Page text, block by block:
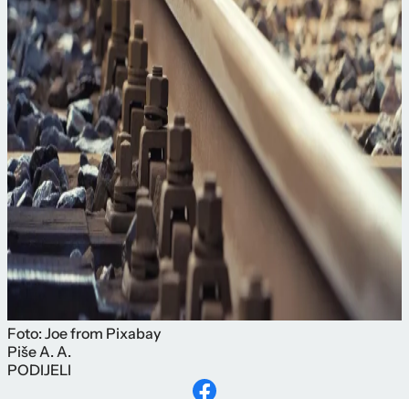
Foto: Joe from Pixabay
PišeA. A.
PODIJELI